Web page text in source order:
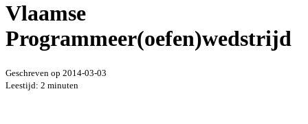
Vlaamse
Programmeer(oefen)wedstrijd
Geschreven op 2014-03-03
Leestijd: 2 minuten